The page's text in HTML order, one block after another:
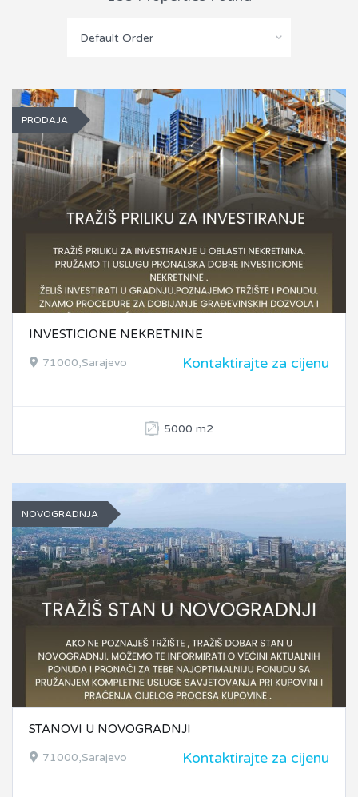
Default Order
PRODAJA
INVESTICIONE NEKRETNINE
71000,Sarajevo Kontaktirajte za cijenu
5000 m2
NOVOGRADNJA
STANOVI U NOVOGRADNJI
71000,Sarajevo Kontaktirajte za cijenu